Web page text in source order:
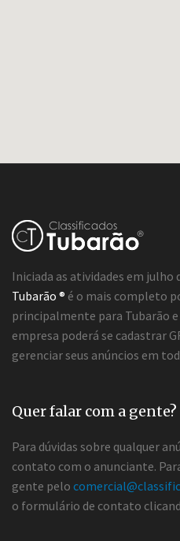
Iniciada as atividades em julho
Tubarão ® é o mais completo
principalmente para Tubarão e
empresa poderá se cadastrar
gerenciar seus anúncios em
Quer falar com a gente?
Para dúvidas sobre qualquer
contato com o anunciante.
gente pelo
o formulário de contato